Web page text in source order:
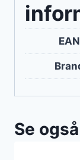
EAN
Se